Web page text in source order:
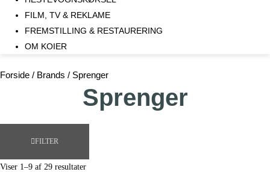
FILM, TV & REKLAME
FREMSTILLING & RESTAURERING​
OM KOIER
Forside / Brands / Sprenger
Sprenger
FILTER
Viser 1–9 af 29 resultater